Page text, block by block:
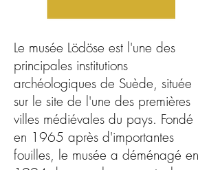
Le musée Lödöse est l'une des
principales institutions
archéologiques de Suède, située
sur le site de l'une des premières
villes médiévales du pays. Fondé
en 1965 après d'importantes
fouilles, le musée a déménagé en